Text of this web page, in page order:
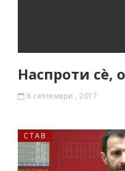
Наспроти сè,
8 септември , 2017
СТАВ